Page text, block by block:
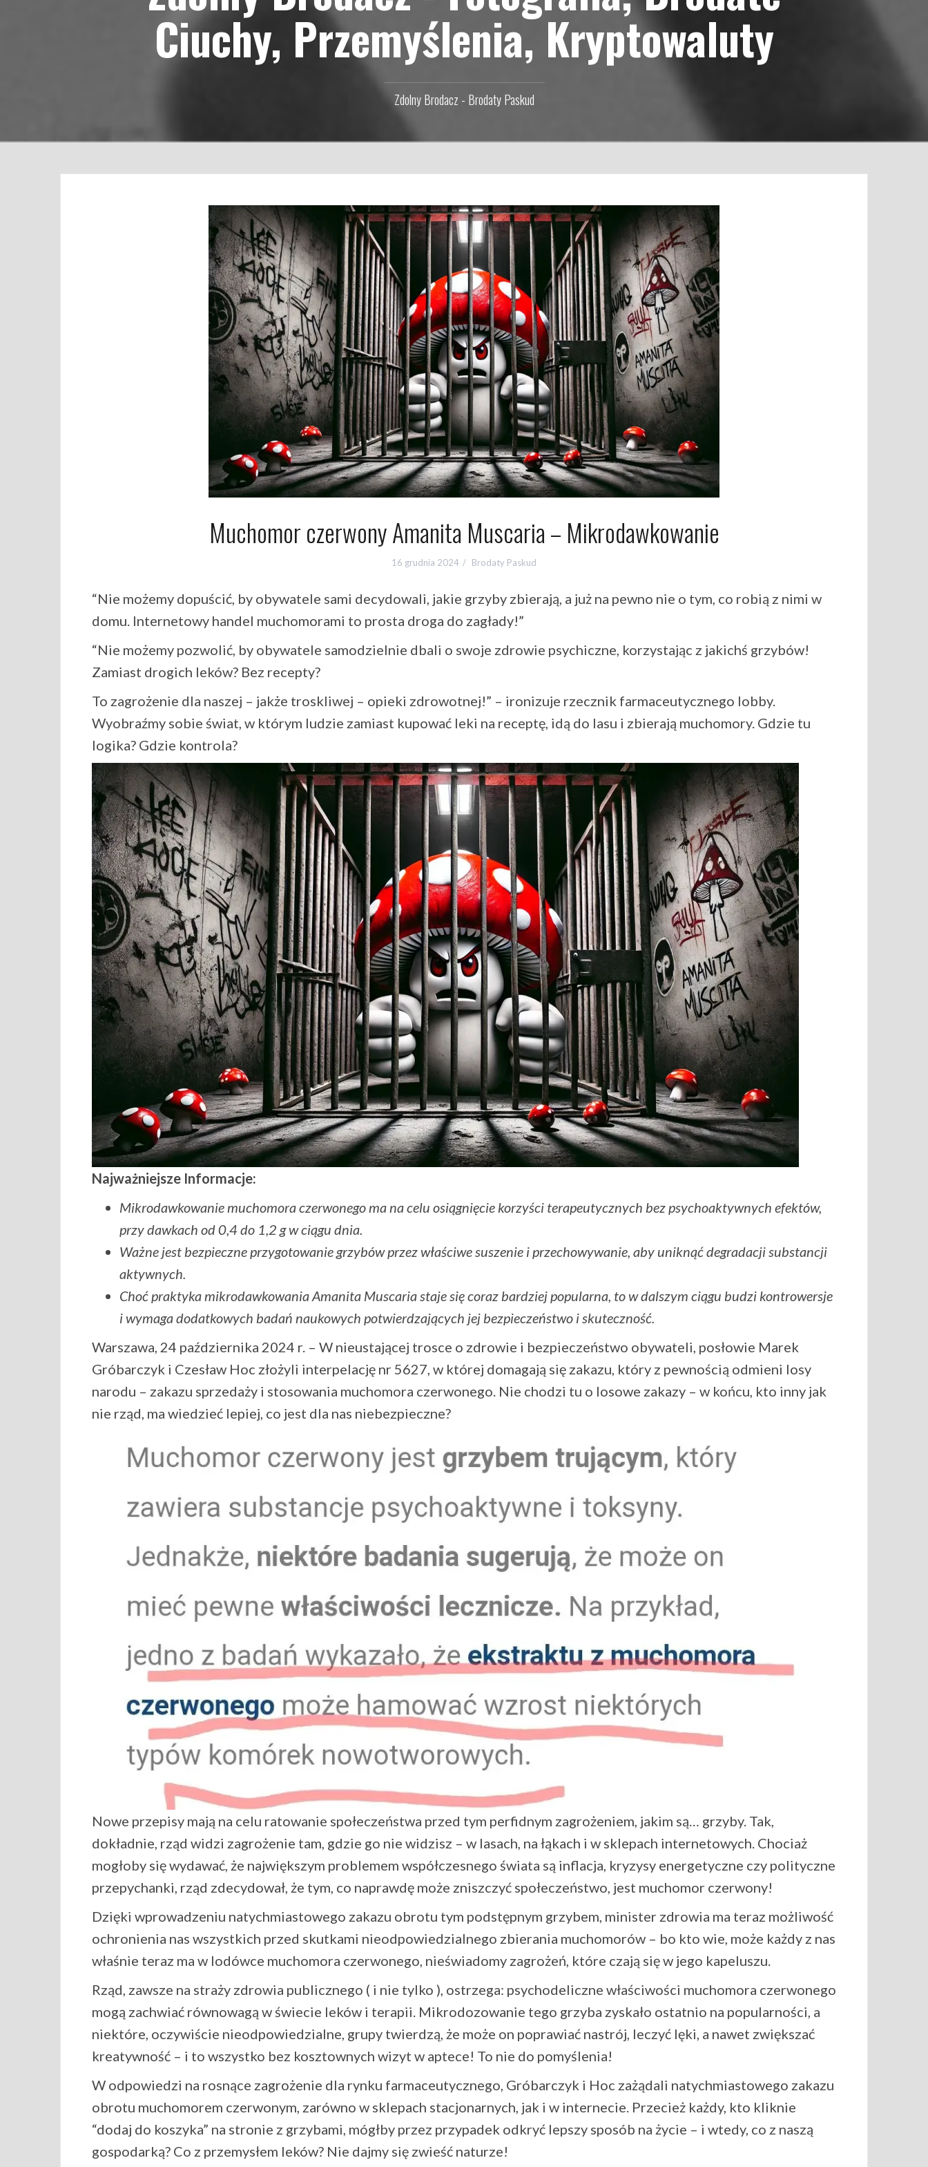
Ciuchy, Przemyślenia, Kryptowaluty
Zdolny Brodacz - Brodaty Paskud
Muchomor czerwony Amanita Muscaria – Mikrodawkowanie
16 grudnia 2024 Brodaty Paskud
“Nie możemy dopuścić, by obywatele sami decydowali, jakie grzyby zbierają, a już na pewno nie o tym, co robią z nimi w
domu. Internetowy handel muchomorami to prosta droga do zagłady!”
“Nie możemy pozwolić, by obywatele samodzielnie dbali o swoje zdrowie psychiczne, korzystając z jakichś grzybów!
Zamiast drogich leków? Bez recepty?
To zagrożenie dla naszej – jakże troskliwej – opieki zdrowotnej!” – ironizuje rzecznik farmaceutycznego lobby.
Wyobraźmy sobie świat, w którym ludzie zamiast kupować leki na receptę, idą do lasu i zbierają muchomory. Gdzie tu
logika? Gdzie kontrola?
Najważniejsze Informacje:
Mikrodawkowanie muchomora czerwonego ma na celu osiągnięcie korzyści terapeutycznych bez psychoaktywnych efektów,
przy dawkach od 0,4 do 1,2 g w ciągu dnia.
Ważne jest bezpieczne przygotowanie grzybów przez właściwe suszenie i przechowywanie, aby uniknąć degradacji substancji
aktywnych.
Choć praktyka mikrodawkowania Amanita Muscaria staje się coraz bardziej popularna, to w dalszym ciągu budzi kontrowersje
i wymaga dodatkowych badań naukowych potwierdzających jej bezpieczeństwo i skuteczność.
Warszawa, 24 października 2024 r. – W nieustającej trosce o zdrowie i bezpieczeństwo obywateli, posłowie Marek
Gróbarczyk i Czesław Hoc złożyli interpelację nr 5627, w której domagają się zakazu, który z pewnością odmieni losy
narodu – zakazu sprzedaży i stosowania muchomora czerwonego. Nie chodzi tu o losowe zakazy – w końcu, kto inny jak
nie rząd, ma wiedzieć lepiej, co jest dla nas niebezpieczne?
Nowe przepisy mają na celu ratowanie społeczeństwa przed tym perfidnym zagrożeniem, jakim są… grzyby. Tak,
dokładnie, rząd widzi zagrożenie tam, gdzie go nie widzisz – w lasach, na łąkach i w sklepach internetowych. Chociaż
mogłoby się wydawać, że największym problemem współczesnego świata są inflacja, kryzysy energetyczne czy polityczne
przepychanki, rząd zdecydował, że tym, co naprawdę może zniszczyć społeczeństwo, jest muchomor czerwony!
Dzięki wprowadzeniu natychmiastowego zakazu obrotu tym podstępnym grzybem, minister zdrowia ma teraz możliwość
ochronienia nas wszystkich przed skutkami nieodpowiedzialnego zbierania muchomorów – bo kto wie, może każdy z nas
właśnie teraz ma w lodówce muchomora czerwonego, nieświadomy zagrożeń, które czają się w jego kapeluszu.
Rząd, zawsze na straży zdrowia publicznego ( i nie tylko ), ostrzega: psychodeliczne właściwości muchomora czerwonego
mogą zachwiać równowagą w świecie leków i terapii. Mikrodozowanie tego grzyba zyskało ostatnio na popularności, a
niektóre, oczywiście nieodpowiedzialne, grupy twierdzą, że może on poprawiać nastrój, leczyć lęki, a nawet zwiększać
kreatywność – i to wszystko bez kosztownych wizyt w aptece! To nie do pomyślenia!
W odpowiedzi na rosnące zagrożenie dla rynku farmaceutycznego, Gróbarczyk i Hoc zażądali natychmiastowego zakazu
obrotu muchomorem czerwonym, zarówno w sklepach stacjonarnych, jak i w internecie. Przecież każdy, kto kliknie
“dodaj do koszyka” na stronie z grzybami, mógłby przez przypadek odkryć lepszy sposób na życie – i wtedy, co z naszą
gospodarką? Co z przemysłem leków? Nie dajmy się zwieść naturze!